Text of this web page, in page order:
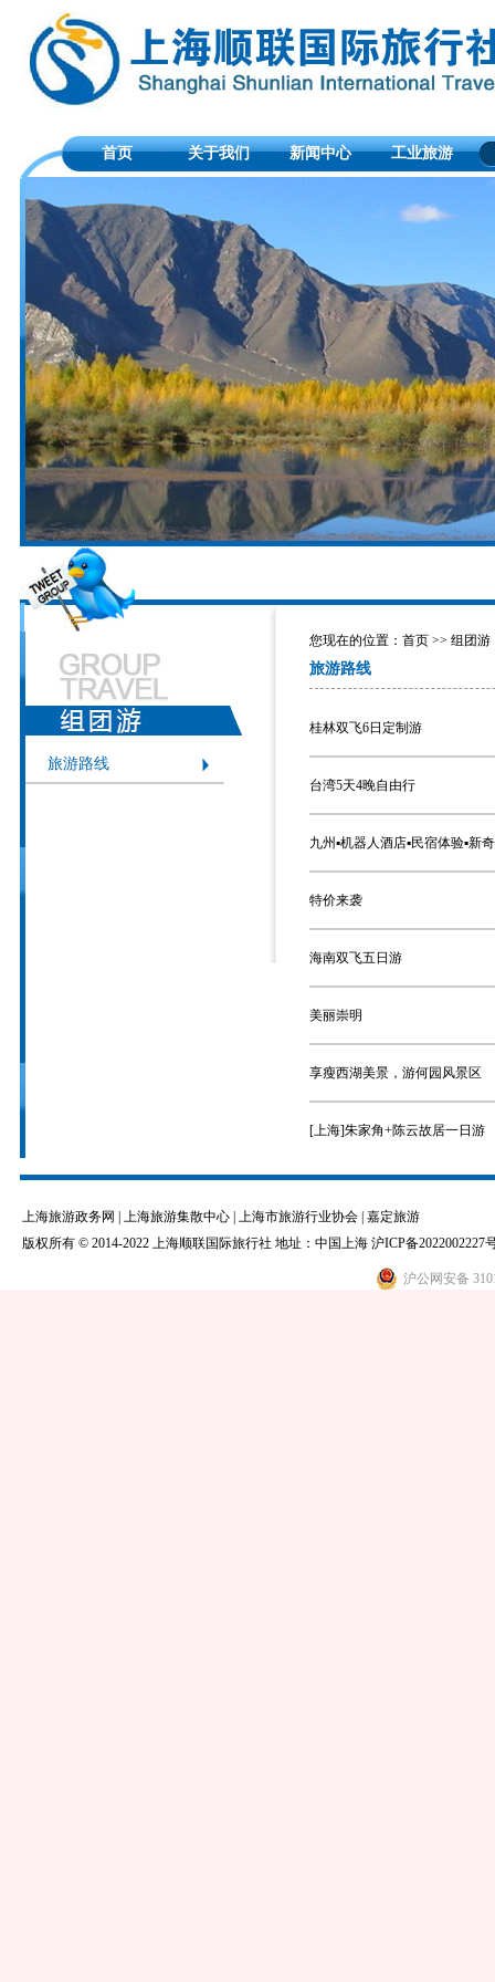
首页 关于我们 新闻中心 工业旅游
旅游路线
您现在的位置： 首页 >> 组团游
旅游路线
桂林双飞6日定制游
台湾5天4晚自由行
九州▪机器人酒店▪民宿体验▪新
特价来袭
海南双飞五日游
美丽崇明
享瘦西湖美景，游何园风景区
[上海]朱家角+陈云故居一日游
上海旅游政务网 上海旅游集散中心 上海市旅游行业协会 嘉定旅游
版权所有 © 2014-2022 上海顺联国际旅行社 地址：中国上海 沪ICP备2022002227
沪公网安备